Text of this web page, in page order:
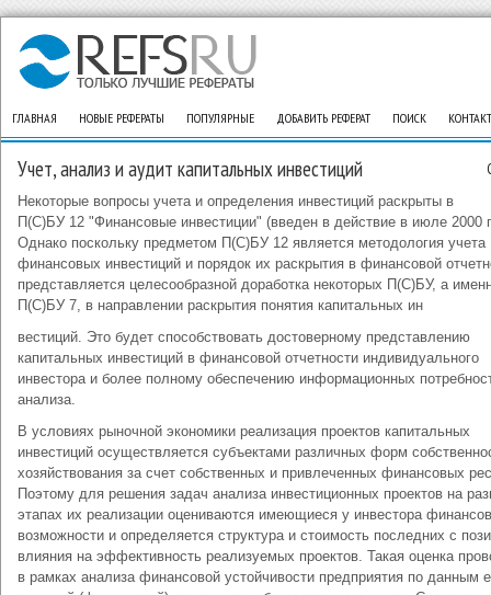
ГЛАВНАЯ НОВЫЕ РЕФЕРАТЫ ПОПУЛЯРНЫЕ ДОБАВИТЬ РЕФЕРАТ ПОИСК
Учет, анализ и аудит капитальных инвестиций
Некоторые вопросы учета и определения инвестиций раскрыты в
П(С)БУ 12 "Финансовые инвестиции" (введен в действие в июле 2000
Однако поскольку предметом П(С)БУ 12 является методология учета
финансовых инвестиций и порядок их раскрытия в финансовой
представляется целесообразной доработка некоторых П(С)БУ, а
П(С)БУ 7, в направлении раскрытия понятия капитальных ин
вестиций. Это будет способствовать достоверному представлению
капитальных инвестиций в финансовой отчетности индивидуального
инвестора и более полному обеспечению информационных
анализа.
В условиях рыночной экономики реализация проектов капитальных
инвестиций осуществляется субъектами различных форм
хозяйствования за счет собственных и привлеченных финансовых
Поэтому для решения задач анализа инвестиционных проектов на
этапах их реализации оцениваются имеющиеся у инвестора
возможности и определяется структура и стоимость последних с
влияния на эффективность реализуемых проектов. Такая оценка
в рамках анализа финансовой устойчивости предприятия по данным